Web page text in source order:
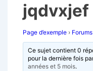
jqdvxjef
Page d’exemple › Forums
Ce sujet contient 0
pour la dernière fois
années et 5 mois.